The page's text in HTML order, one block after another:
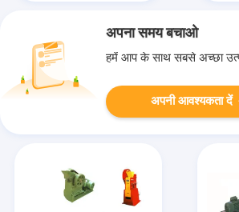
अपना समय बचाओ
हमें आप के साथ सबसे अच्छा
अपनी आवश्यकता दें